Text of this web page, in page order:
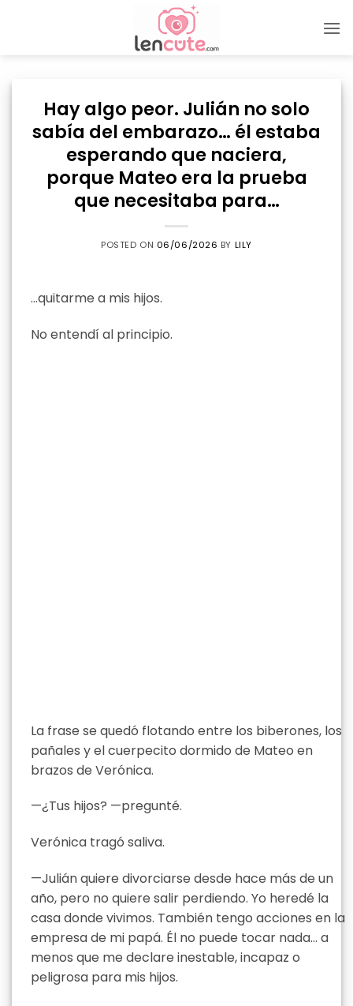
Hay algo peor. Julián no solo
sabía del embarazo… él estaba
esperando que naciera,
porque Mateo era la prueba
que necesitaba para…
POSTED ON 06/06/2026 BY LILY
…quitarme a mis hijos.
No entendí al principio.
La frase se quedó flotando entre los biberones, los
pañales y el cuerpecito dormido de Mateo en
brazos de Verónica.
—¿Tus hijos? —pregunté.
Verónica tragó saliva.
—Julián quiere divorciarse desde hace más de un
año, pero no quiere salir perdiendo. Yo heredé la
casa donde vivimos. También tengo acciones en la
empresa de mi papá. Él no puede tocar nada… a
menos que me declare inestable, incapaz o
peligrosa para mis hijos.